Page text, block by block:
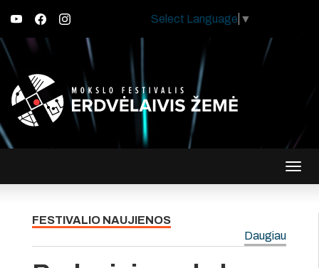
Select Language ▼
FESTIVALIO NAUJIENOS
Daugiau